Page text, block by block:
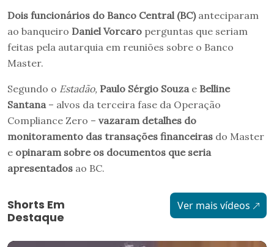
Dois funcionários do Banco Central (BC)anteciparam
ao banqueiro Daniel Vorcaro perguntas que seriam
feitas pela autarquia em reuniões sobre o Banco
Master.
Segundo o Estadão, Paulo Sérgio Souza e Belline
Santana – alvos da terceira fase da Operação
Compliance Zero – vazaram detalhes do
monitoramento das transações financeiras do Master
e opinaram sobre os documentos que seria
apresentados ao BC.
Shorts Em
Destaque
Ver mais vídeos